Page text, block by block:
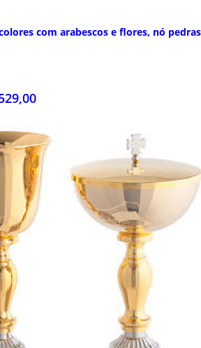
com arabescos e flores, nó pedras